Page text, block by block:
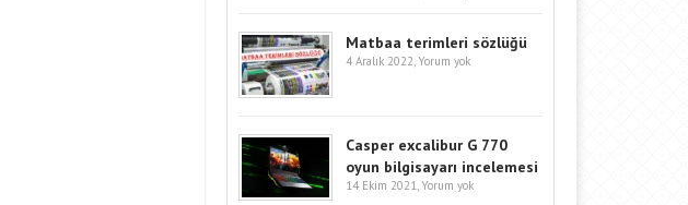
Matbaa terimleri sözlüğü
4 Aralık 2022, Yorum yok
Casper excalibur G 770
oyun bilgisayarı incelemesi
14 Ekim 2021, Yorum yok